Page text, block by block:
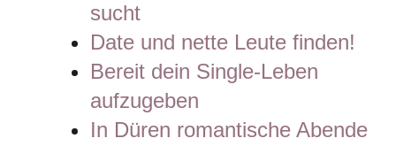
sucht
Date und nette Leute finden!
Bereit dein Single-Leben
aufzugeben
In Düren romantische Abende